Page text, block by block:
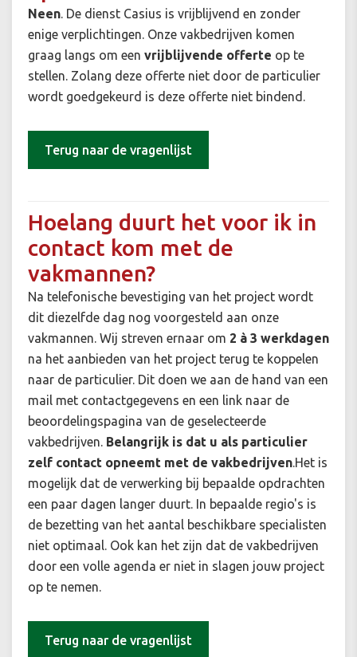
Neen. De dienst Casius is vrijblijvend en zonder
enige verplichtingen. Onze vakbedrijven komen
graag langs om een vrijblijvende offerte op te
stellen. Zolang deze offerte niet door de particulier
wordt goedgekeurd is deze offerte niet bindend.
Terug naar de vragenlijst
Hoelang duurt het voor ik in
contact kom met de
vakmannen?
Na telefonische bevestiging van het project wordt
dit diezelfde dag nog voorgesteld aan onze
vakmannen. Wij streven ernaar om 2 à 3 werkdagen
na het aanbieden van het project terug te koppelen
naar de particulier. Dit doen we aan de hand van een
mail met contactgegevens en een link naar de
beoordelingspagina van de geselecteerde
vakbedrijven. Belangrijk is dat u als particulier
zelf contact opneemt met de vakbedrijven.Het is
mogelijk dat de verwerking bij bepaalde opdrachten
een paar dagen langer duurt. In bepaalde regio's is
de bezetting van het aantal beschikbare specialisten
niet optimaal. Ook kan het zijn dat de vakbedrijven
door een volle agenda er niet in slagen jouw project
op te nemen.
Terug naar de vragenlijst